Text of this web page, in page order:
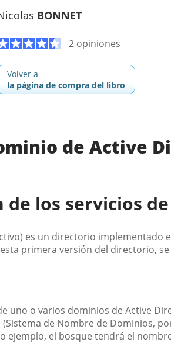
BONNET
2 opiniones
Volver a
la página de compra del libro
de Active
de los servicios
es un directorio implementado
primera versión del directorio,
uno o varios dominios de Active
de Nombre de Dominios,
ejemplo, el bosque tendrá el